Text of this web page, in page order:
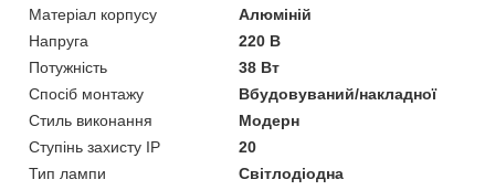
Матеріал корпусу
Алюміній
Напруга
220 В
Потужність
38 Вт
Спосіб монтажу
Вбудовуваний/накладної
Стиль виконання
Модерн
Ступінь захисту IP
20
Тип лампи
Світлодіодна